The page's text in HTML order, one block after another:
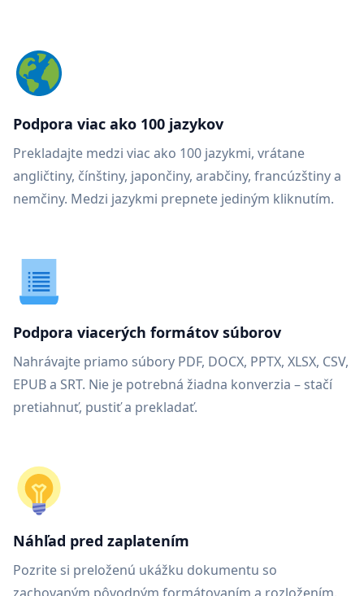
Podpora viac ako 100 jazykov
Prekladajte medzi viac ako 100 jazykmi, vrátane
angličtiny, čínštiny, japončiny, arabčiny, francúzštiny a
nemčiny. Medzi jazykmi prepnete jediným kliknutím.
Podpora viacerých formátov súborov
Nahrávajte priamo súbory PDF, DOCX, PPTX, XLSX, CSV,
EPUB a SRT. Nie je potrebná žiadna konverzia – stačí
pretiahnuť, pustiť a prekladať.
Náhľad pred zaplatením
Pozrite si preloženú ukážku dokumentu so